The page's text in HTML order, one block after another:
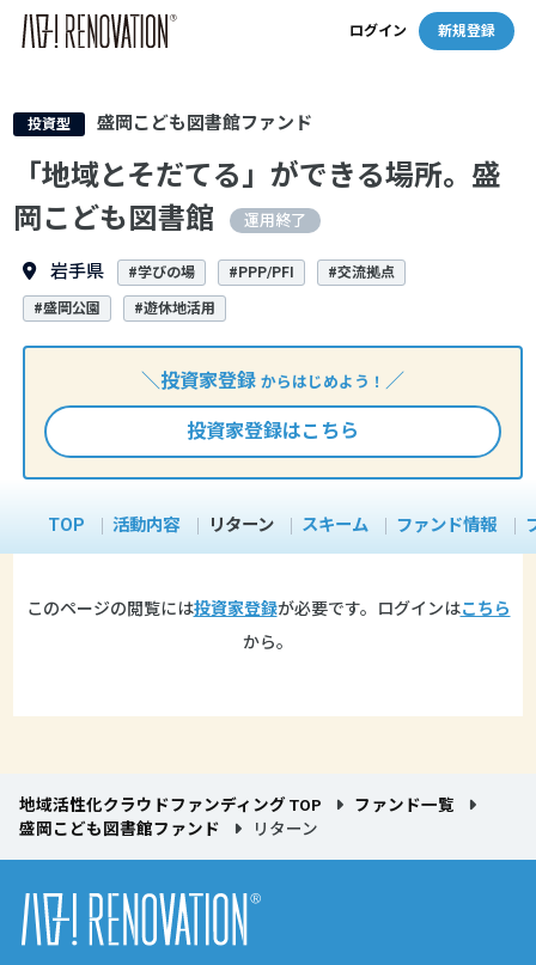
ログイン 新規登録
投資型 盛岡こども図書館ファンド
「地域とそだてる」ができる場所。盛
岡こども図書館
運用終了
岩手県 #学びの場 #PPP/PFI #交流拠点
#盛岡公園 #遊休地活用
＼投資家登録 からはじめよう！ ／
投資家登録はこちら
TOP 活動内容 リターン スキーム ファンド情報
このページの閲覧には投資家登録が必要です。ログインはこちら
から。
地域活性化クラウドファンディング TOP
ファンド一覧
盛岡こども図書館ファンド
リターン